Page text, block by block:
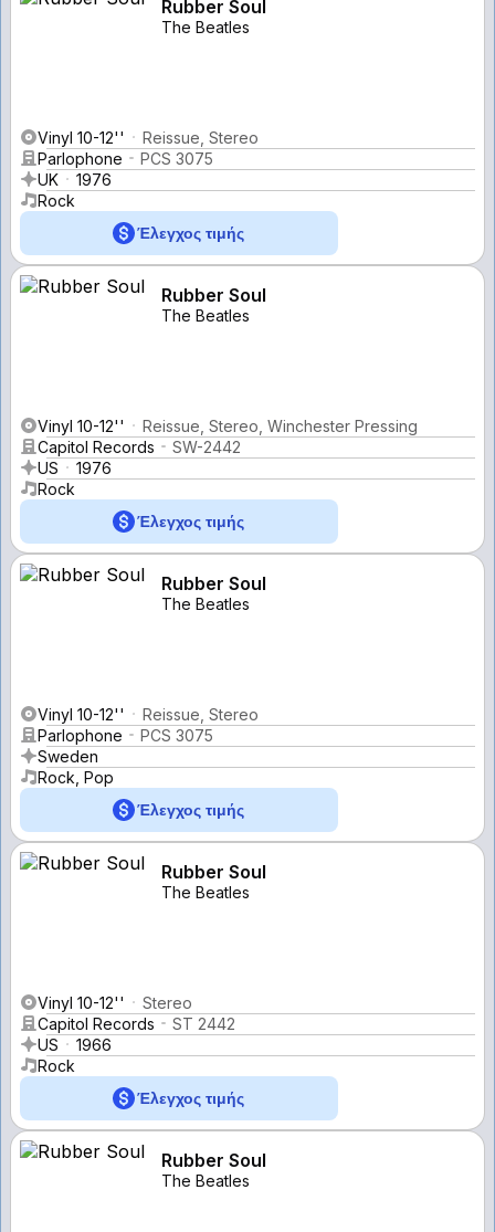
Rubber Soul
The Beatles
Vinyl 10-12''
Reissue, Stereo
Parlophone
PCS 3075
UK
1976
Rock
Έλεγχος τιμής
Rubber Soul
The Beatles
Vinyl 10-12''
Reissue, Stereo, Winchester Pressing
Capitol Records
SW-2442
US
1976
Rock
Έλεγχος τιμής
Rubber Soul
The Beatles
Vinyl 10-12''
Reissue, Stereo
Parlophone
PCS 3075
Sweden
Rock, Pop
Έλεγχος τιμής
Rubber Soul
The Beatles
Vinyl 10-12''
Stereo
Capitol Records
ST 2442
US
1966
Rock
Έλεγχος τιμής
Rubber Soul
The Beatles